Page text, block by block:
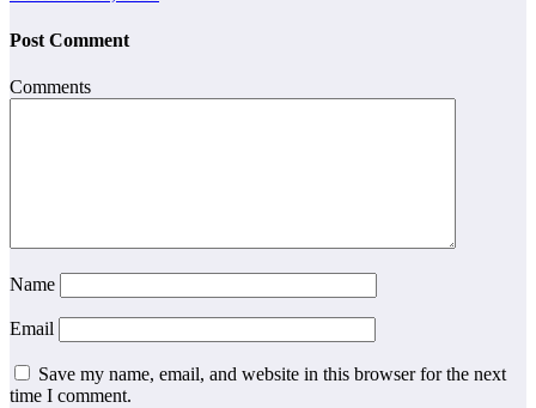
Post Comment
Comments
Name
Email
Save my name, email, and website in this browser for the next
time I comment.